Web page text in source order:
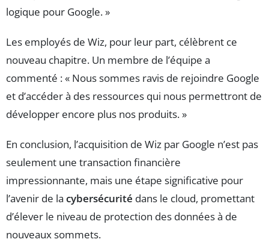
logique pour Google. »
Les employés de Wiz, pour leur part, célèbrent ce
nouveau chapitre. Un membre de l’équipe a
commenté : « Nous sommes ravis de rejoindre Google
et d’accéder à des ressources qui nous permettront de
développer encore plus nos produits. »
En conclusion, l’acquisition de Wiz par Google n’est pas
seulement une transaction financière
impressionnante, mais une étape significative pour
l’avenir de la cybersécurité dans le cloud, promettant
d’élever le niveau de protection des données à de
nouveaux sommets.